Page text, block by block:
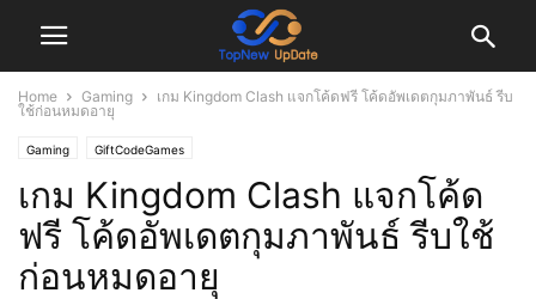
Home Gaming
เกม Kingdom Clash แจกโค้ดฟรี โค้ดอัพเดตกุมภาพันธ์ รีบ
ใช้ก่อนหมดอายุ
Gaming GiftCodeGames
เกม Kingdom Clash แจกโค้ด
ฟรี โค้ดอัพเดตกุมภาพันธ์ รีบใช้
ก่อนหมดอายุ